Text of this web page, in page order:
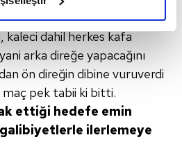
ve bu noktada,
hatırlatmak isteriz.
bu çerezlere izin vermedikleri
reklamlar
sunabilmek için İnternet
kaldırdığında İcardi, arka
kaleci dahil herkes kafa
arka direğe yapacağını
ön direğin dibine vuruverdi
maç pek tabii ki bitti.
ettiği hedefe emin
ilerlemeye